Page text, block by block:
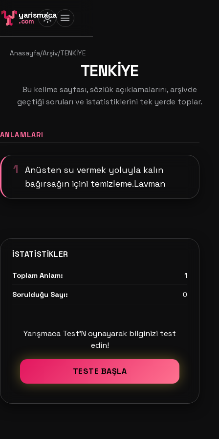
yarismaca
.com light_mode menu
Anasayfa/Arşiv/TENKİYE
TENKİYE
Bu kelime sayfası, sözlük açıklamalarını, arşivde
geçtiği soruları ve istatistiklerini tek yerde toplar.
ANLAMLARI
1
Anüsten su vermek yoluyla kalın
bağırsağın içini temizleme.Lavman
İSTATISTIKLER
Toplam Anlam: 1
Sorulduğu Sayı: 0
Yarışmaca Test'N oynayarak bilginizi test
edin!
TESTE BAŞLA